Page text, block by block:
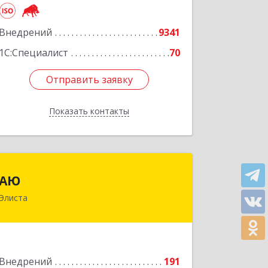
Внедрений
9341
1С:Специалист
70
Отправить заявку
Показать контакты
Подробнее
Отправить заявку
Назад
Элиста
Внедрений
191
358009, Калмыкия Респ, Элиста г,